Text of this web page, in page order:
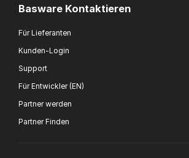
Basware Kontaktieren
Für Lieferanten
Kunden-Login
Support
Für Entwickler (EN)
Partner werden
Partner Finden